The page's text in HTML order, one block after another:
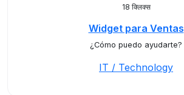
18 क्लिक्स
Widget para Ventas
¿Cómo puedo ayudarte?
IT / Technology